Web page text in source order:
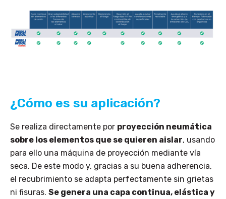
¿Cómo es su aplicación?
Se realiza directamente por proyección neumática
sobre los elementos que se quieren aislar, usando
para ello una máquina de proyección mediante vía
seca. De este modo y, gracias a su buena adherencia,
el recubrimiento se adapta perfectamente sin grietas
ni fisuras. Se genera una capa continua, elástica y